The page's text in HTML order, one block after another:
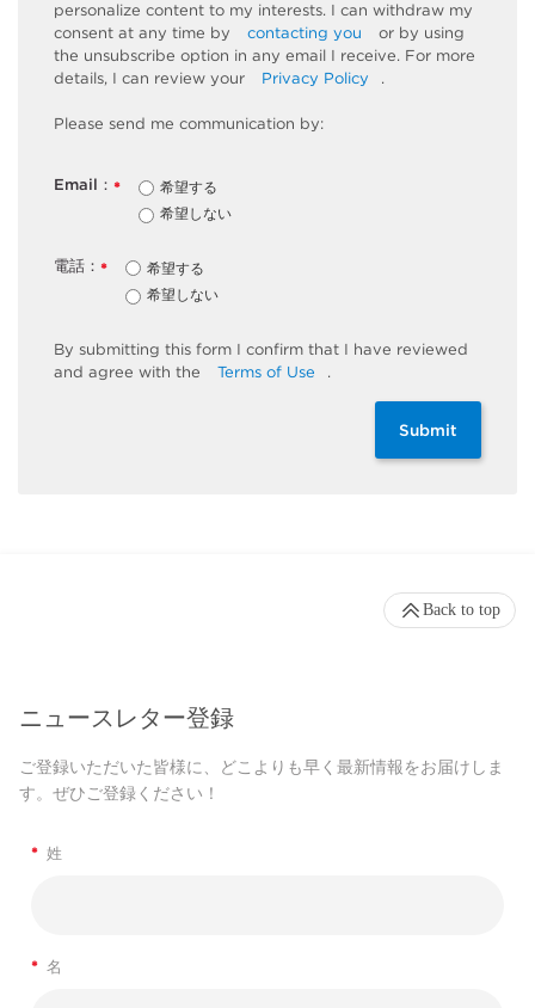
personalize content to my interests. I can withdraw my
consent at any time by
contacting you
or by using
the unsubscribe option in any email I receive. For more
details, I can review your Privacy Policy .
Please send me communication by:
*
Email：
希望する
希望しない
*
電話：
希望する
希望しない
By submitting this form I confirm that I have reviewed
and agree with the Terms of Use .
Submit
ニュースレター登録
ご登録いただいた皆様に、どこよりも早く最新情報をお届けしま
す。ぜひご登録ください！
* 姓
* 名
Back to top